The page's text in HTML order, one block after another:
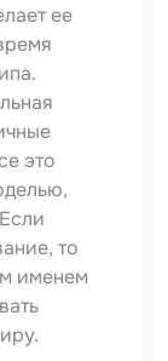
ее
это
то
именем